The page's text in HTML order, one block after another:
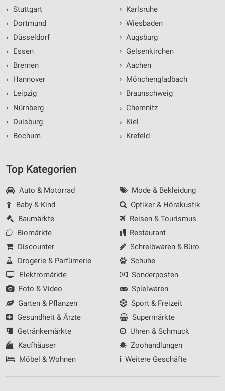
› Stuttgart
›
Dortmund
›
Düsseldorf
›
Essen
›
Bremen
›
Hannover
›
Leipzig
›
Nürnberg
›
Duisburg
›
Bochum
› Karlsruhe
› Wiesbaden
› Augsburg
› Gelsenkirchen
› Aachen
› Mönchengladbach
› Braunschweig
› Chemnitz
› Kiel
› Krefeld
Top Kategorien
Auto & Motorrad
Baby & Kind
Baumärkte
Biomärkte
Discounter
Drogerie & Parfümerie
Elektromärkte
Foto & Video
Garten & Pflanzen
Gesundheit & Ärzte
Getränkemärkte
Kaufhäuser
Möbel & Wohnen
Mode & Bekleidung
Optiker & Hörakustik
Reisen & Tourismus
Restaurant
Schreibwaren & Büro
Schuhe
Sonderposten
Spielwaren
Sport & Freizeit
Supermärkte
Uhren & Schmuck
Zoohandlungen
Weitere Geschäfte